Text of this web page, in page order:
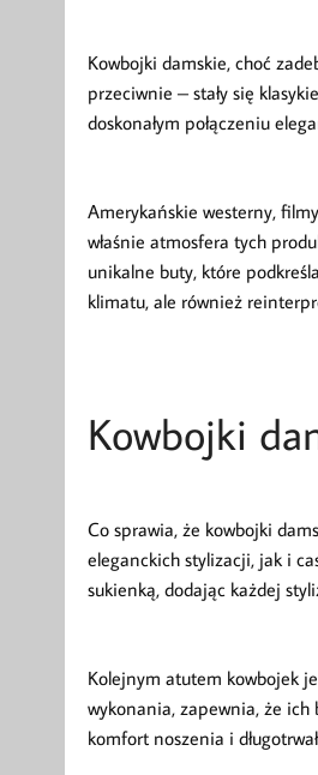
Kowbojki damskie, choć
przeciwnie – stały się
doskonałym połączeniu
Amerykańskie westerny,
właśnie atmosfera tych
unikalne buty, które
klimatu, ale również
Kowbojki
Co sprawia, że kowbojki
eleganckich stylizacji, jak i
sukienką, dodając każdej
Kolejnym atutem kowbojek
wykonania, zapewnia, że ich
komfort noszenia i